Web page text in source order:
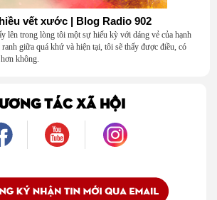
vết xước | Blog Radio 902
lên trong lòng tôi một sự hiếu kỳ với dáng vẻ của hạnh
giữa quá khứ và hiện tại, tôi sẽ thấy được điều, có
không.
TÁC XÃ HỘI